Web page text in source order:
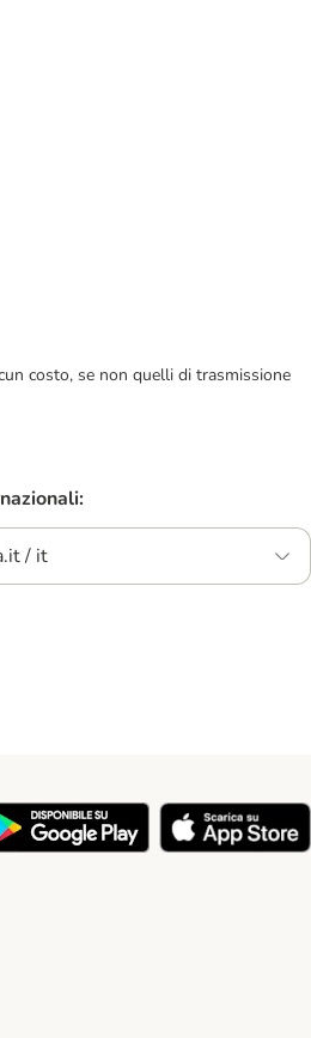
costo, se non quelli di trasmissione
/ it